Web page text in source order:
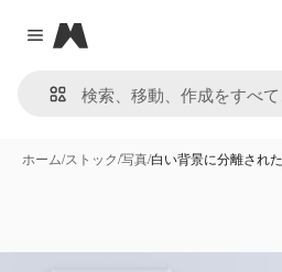
Close menu
Magnific
ホーム/ストック/写真/白い背景に分離され